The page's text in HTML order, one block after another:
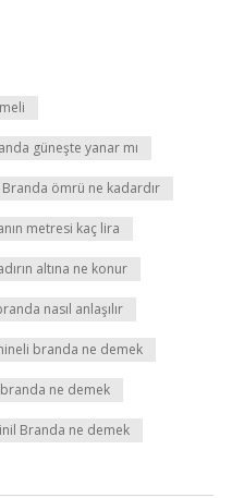
güneşte yanar mı
Branda ömrü ne kadardır
metresi kaç lira
altına ne konur
nasıl anlaşılır
branda ne demek
ne demek
Branda ne demek